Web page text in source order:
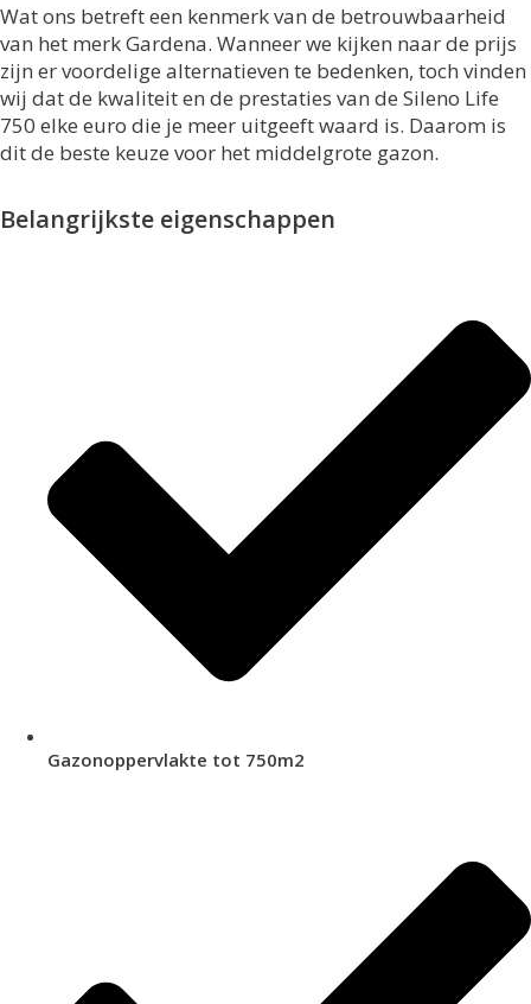
Wat ons betreft een kenmerk van de betrouwbaarheid
van het merk Gardena. Wanneer we kijken naar de prijs
zijn er voordelige alternatieven te bedenken, toch vinden
wij dat de kwaliteit en de prestaties van de Sileno Life
750 elke euro die je meer uitgeeft waard is. Daarom is
dit de beste keuze voor het middelgrote gazon.
Belangrijkste eigenschappen
Gazonoppervlakte tot 750m2